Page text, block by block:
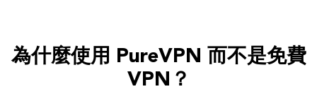
為什麼使用 PureVPN 而不是免費
VPN？